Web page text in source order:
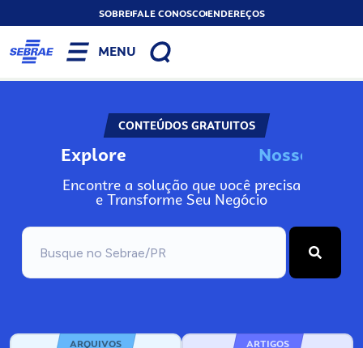
SOBREFALE CONOSCOENDEREÇOS
MENU
CONTEÚDOS GRATUITOS
Explore Nosso
Encontre a solução que você precisa
e Transforme Seu Negócio
ARQUIVOS ARTIGOS